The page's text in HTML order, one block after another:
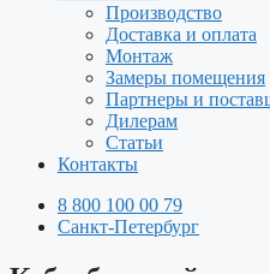
Производство
Доставка и оплата
Монтаж
Замеры помещения
Партнеры и
Дилерам
Статьи
Контакты
8 800 100 00 79
Санкт-Петербург